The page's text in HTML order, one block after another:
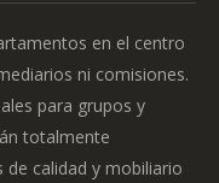
en el centro
ni comisiones.
para grupos y
totalmente
calidad y mobiliario